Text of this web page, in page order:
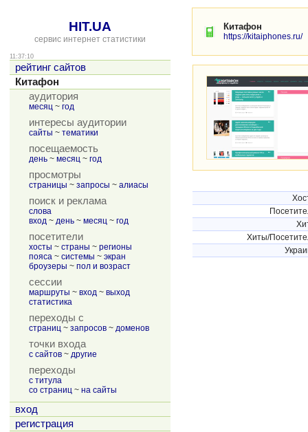
HIT.UA
сервис интернет статистики
11:37:10
рейтинг сайтов
Китафон
аудитория
месяц ~ год
интересы аудитории
сайты ~ тематики
посещаемость
день ~ месяц ~ год
просмотры
страницы ~ запросы ~ алиасы
поиск и реклама
слова
вход ~ день ~ месяц ~ год
посетители
хосты ~ страны ~ регионы
пояса ~ системы ~ экран
броузеры ~ пол и возраст
сессии
маршруты ~ вход ~ выход
статистика
переходы с
страниц ~ запросов ~ доменов
точки входа
с сайтов ~ другие
переходы
с титула
со страниц ~ на сайты
вход
регистрация
Китафон
https://kitaiphones.ru/
Хиты/